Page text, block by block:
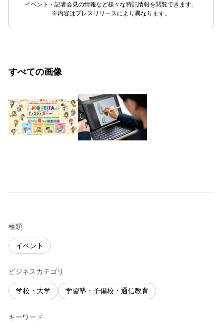
イベント・記者会見の情報など様々な特記情報を閲覧できます。
※内容はプレスリリースにより異なります。
すべての画像
種類
イベント
ビジネスカテゴリ
学校・大学 学習塾・予備校・通信教育
キーワード